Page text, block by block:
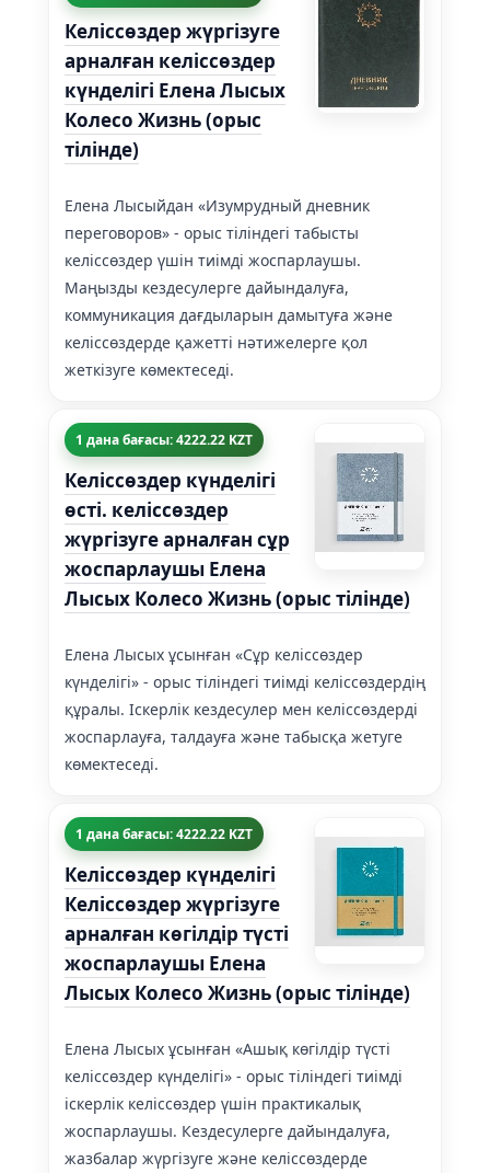
Келiссөздер жүргiзуге
арналған келiссөздер
күнделiгi Елена Лысых
Колесо Жизнь (орыс
тілінде)
Елена Лысыйдан «Изумрудный дневник
переговоров» - орыс тіліндегі табысты
келіссөздер үшін тиімді жоспарлаушы.
Маңызды кездесулерге дайындалуға,
коммуникация дағдыларын дамытуға және
келіссөздерде қажетті нәтижелерге қол
жеткізуге көмектеседі.
1 дана бағасы: 4222.22 KZT
Келіссөздер күнделігі
өсті. келіссөздер
жүргізуге арналған сұр
жоспарлаушы Елена
Лысых Колесо Жизнь (орыс тілінде)
Елена Лысых ұсынған «Сұр келіссөздер
күнделігі» - орыс тіліндегі тиімді келіссөздердің
құралы. Іскерлік кездесулер мен келіссөздерді
жоспарлауға, талдауға және табысқа жетуге
көмектеседі.
1 дана бағасы: 4222.22 KZT
Келiссөздер күнделiгi
Келiссөздер жүргiзуге
арналған көгiлдiр түстi
жоспарлаушы Елена
Лысых Колесо Жизнь (орыс тілінде)
Елена Лысых ұсынған «Ашық көгілдір түсті
келіссөздер күнделігі» - орыс тіліндегі тиімді
іскерлік келіссөздер үшін практикалық
жоспарлаушы. Кездесулерге дайындалуға,
жазбалар жүргізуге және келіссөздерде